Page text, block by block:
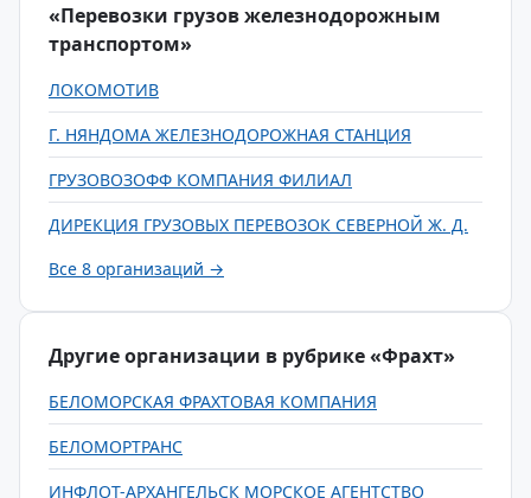
«Перевозки грузов железнодорожным
транспортом»
ЛОКОМОТИВ
Г. НЯНДОМА ЖЕЛЕЗНОДОРОЖНАЯ СТАНЦИЯ
ГРУЗОВОЗОФФ КОМПАНИЯ ФИЛИАЛ
ДИРЕКЦИЯ ГРУЗОВЫХ ПЕРЕВОЗОК СЕВЕРНОЙ Ж. Д.
Все 8 организаций →
Другие организации в рубрике «Фрахт»
БЕЛОМОРСКАЯ ФРАХТОВАЯ КОМПАНИЯ
БЕЛОМОРТРАНС
ИНФЛОТ-АРХАНГЕЛЬСК МОРСКОЕ АГЕНТСТВО